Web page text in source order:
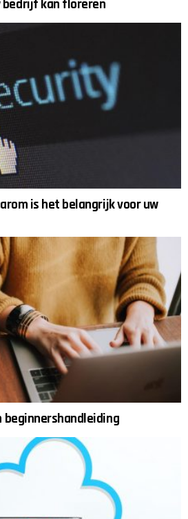
bedrijf kan floreren
is het belangrijk voor uw
beginnershandleiding